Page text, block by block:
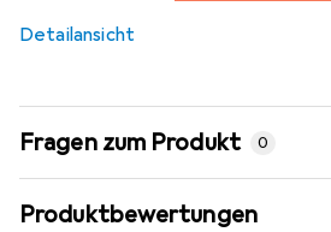
Detailansicht
Fragen zum Produkt 0
Produktbewertungen